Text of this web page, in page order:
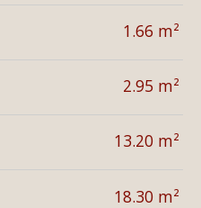
1.66 m²
2.95 m²
13.20 m²
18.30 m²